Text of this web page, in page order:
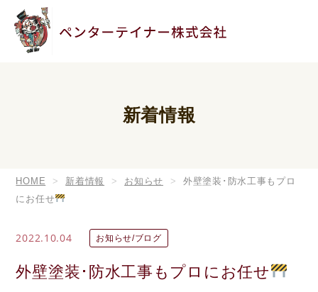
新着情報
HOME 新着情報 お知らせ
外壁塗装･防水工事もプロ
にお任せ
2022.10.04 お知らせ/ブログ
外壁塗装･防水工事もプロにお任せ